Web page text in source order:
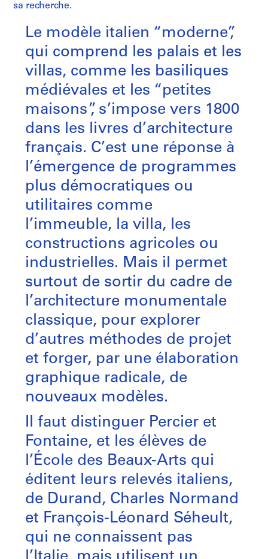
sa recherche.
Le modèle italien “moderne”,
qui comprend les palais et les
villas, comme les basiliques
médiévales et les “petites
maisons”, s’impose vers 1800
dans les livres d’architecture
français. C’est une réponse à
l’émergence de programmes
plus démocratiques ou
utilitaires comme
l’immeuble, la villa, les
constructions agricoles ou
industrielles. Mais il permet
surtout de sortir du cadre de
l’architecture monumentale
classique, pour explorer
d’autres méthodes de projet
et forger, par une élaboration
graphique radicale, de
nouveaux modèles.
Il faut distinguer Percier et
Fontaine, et les élèves de
l’École des Beaux-Arts qui
éditent leurs relevés italiens,
de Durand, Charles Normand
et François-Léonard Séheult,
qui ne connaissent pas